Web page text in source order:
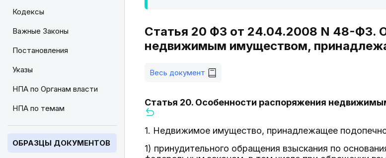
Кодексы
Важные Законы
Постановления
Указы
НПА по Органам власти
НПА по темам
ОБРАЗЦЫ ДОКУМЕНТОВ
Статья 20 ФЗ от 24.04.2008 N 48-ФЗ.
недвижимым имуществом,
Весь документ
Статья 20. Особенности распоряжения
1. Недвижимое имущество, принадлежащее
1) принудительного обращения взыскания по